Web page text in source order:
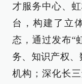
才服务中心、
台，构建了立
态，通过发布“
务、知识产权
机构；深化长